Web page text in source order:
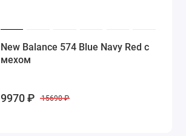
New Balance 574 Blue Navy Red с
мехом
9970 ₽ 15690 ₽